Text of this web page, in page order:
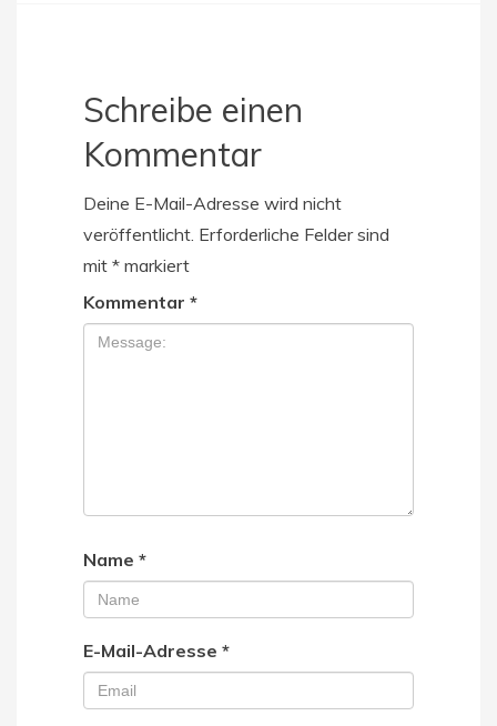
Schreibe einen
Kommentar
Deine E-Mail-Adresse wird nicht
veröffentlicht. Erforderliche Felder sind
mit * markiert
Kommentar *
Name *
E-Mail-Adresse *